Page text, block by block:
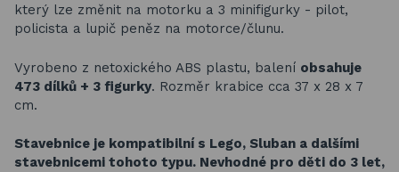
který lze změnit na motorku a 3 minifigurky - pilot,
policista a lupič peněz na motorce/člunu.
Vyrobeno z netoxického ABS plastu, balení obsahuje
473 dílků + 3 figurky. Rozměr krabice cca 37 x 28 x 7
cm.
Stavebnice je kompatibilní s Lego, Sluban a dalšími
stavebnicemi tohoto typu. Nevhodné pro děti do 3 let,